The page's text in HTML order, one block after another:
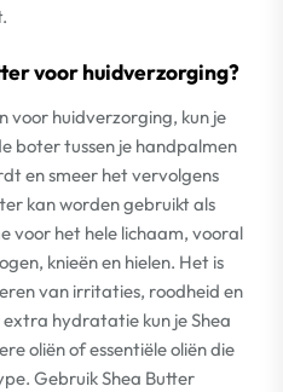
voor huidverzorging?
voor huidverzorging, kun je
boter tussen je handpalmen
en smeer het vervolgens
kan worden gebruikt als
voor het hele lichaam, vooral
knieën en hielen. Het is
van irritaties, roodheid en
hydratatie kun je Shea
oliën of essentiële oliën die
Gebruik Shea Butter